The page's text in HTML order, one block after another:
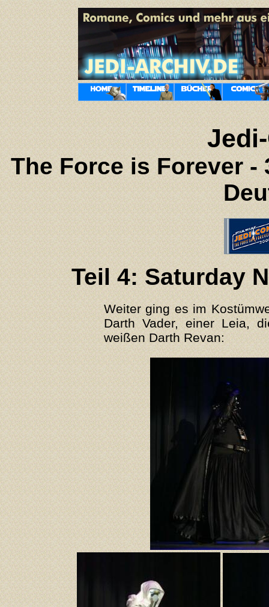
The Force is Forever -
Teil 4: Saturday
Weiter ging es im
Darth Vader, einer Leia,
weißen Darth Revan: